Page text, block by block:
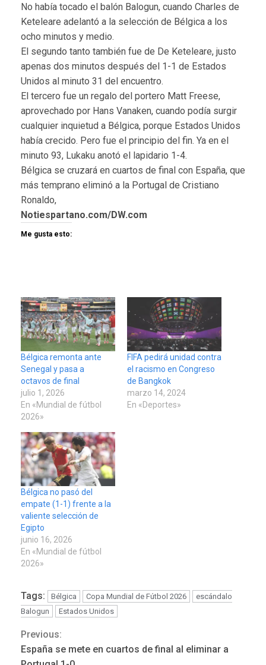
No había tocado el balón Balogun, cuando Charles de
Keteleare adelantó a la selección de Bélgica a los
ocho minutos y medio.
El segundo tanto también fue de De Keteleare, justo
apenas dos minutos después del 1-1 de Estados
Unidos al minuto 31 del encuentro.
El tercero fue un regalo del portero Matt Freese,
aprovechado por Hans Vanaken, cuando podía surgir
cualquier inquietud a Bélgica, porque Estados Unidos
había crecido. Pero fue el principio del fin. Ya en el
minuto 93, Lukaku anotó el lapidario 1-4.
Bélgica se cruzará en cuartos de final con España, que
más temprano eliminó a la Portugal de Cristiano
Ronaldo,
Notiespartano.com/DW.com
Me gusta esto:
Bélgica remonta ante
Senegal y pasa a
octavos de final
julio 1, 2026
En «Mundial de fútbol
2026»
FIFA pedirá unidad contra
el racismo en Congreso
de Bangkok
marzo 14, 2024
En «Deportes»
Bélgica no pasó del
empate (1-1) frente a la
valiente selección de
Egipto
junio 16, 2026
En «Mundial de fútbol
2026»
Tags: Bélgica Copa Mundial de Fútbol 2026
escándalo
Balogun
Estados Unidos
Continue
Previous:
España se mete en cuartos de final al eliminar a